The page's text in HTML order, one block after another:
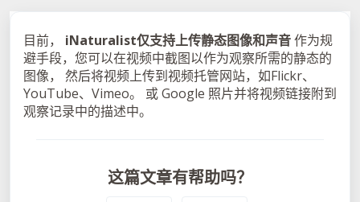
目前， iNaturalist仅支持上传静态图像和声音作为规
避手段，您可以在视频中截图以作为观察所需的静态的
图像， 然后将视频上传到视频托管网站，如Flickr、
YouTube、Vimeo。 或 Google 照片并将视频链接附到
观察记录中的描述中。
这篇文章有帮助吗？